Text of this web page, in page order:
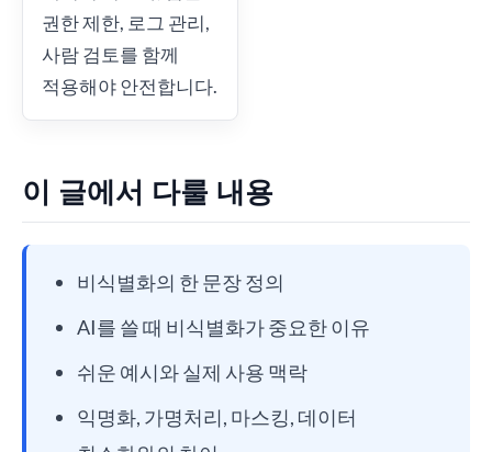
권한 제한, 로그 관리,
사람 검토를 함께
적용해야 안전합니다.
이 글에서 다룰 내용
비식별화의 한 문장 정의
AI를 쓸 때 비식별화가 중요한 이유
쉬운 예시와 실제 사용 맥락
익명화, 가명처리, 마스킹, 데이터